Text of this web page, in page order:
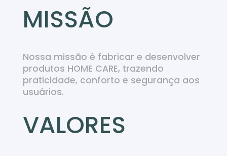
MISSÃO
Nossa missão é fabricar e desenvolver
produtos HOME CARE, trazendo
praticidade, conforto e segurança aos
usuários.
VALORES